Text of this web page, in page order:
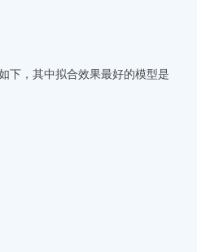
关指数 如下，其中拟合效果最